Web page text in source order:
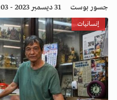
جسور بوست 31 ديسمبر 2023 - 15:03
إنسانيات